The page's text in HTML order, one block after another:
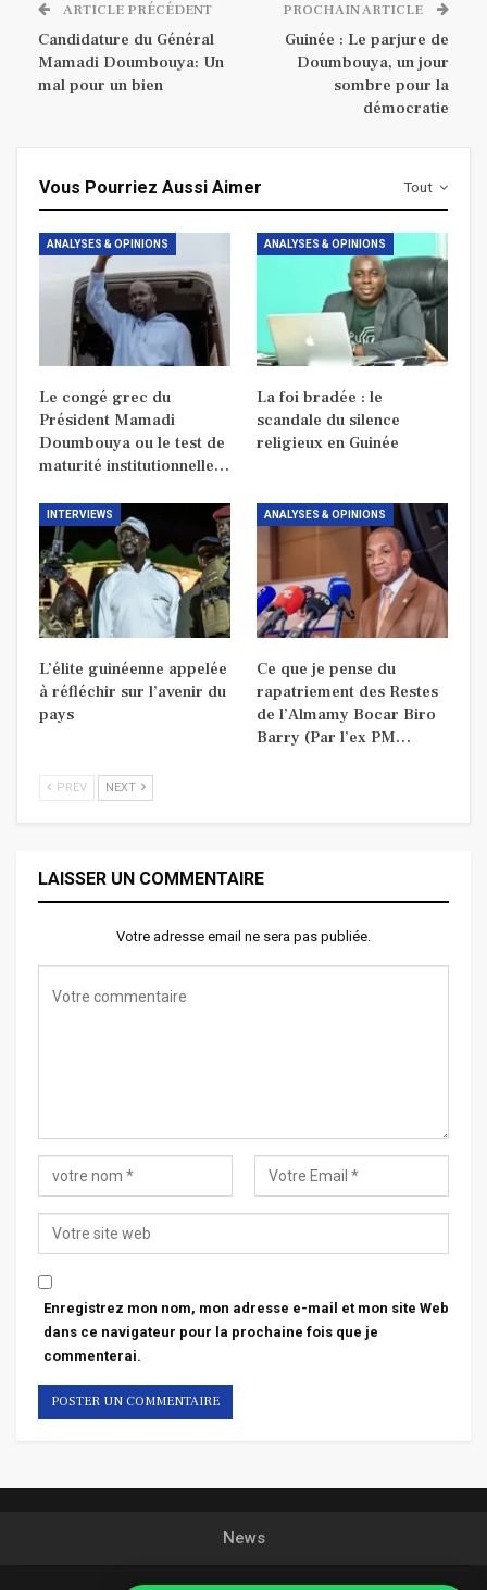
ARTICLE PRÉCÉDENT
Candidature du Général
Mamadi Doumbouya: Un
mal pour un bien
PROCHAIN ARTICLE
Guinée : Le parjure de
Doumbouya, un jour
sombre pour la
démocratie
Tout
Vous Pourriez Aussi Aimer
ANALYSES & OPINIONS
Le congé grec du
Président Mamadi
Doumbouya ou le test de
maturité institutionnelle…
ANALYSES & OPINIONS
La foi bradée : le
scandale du silence
religieux en Guinée
INTERVIEWS
L’élite guinéenne appelée
à réfléchir sur l’avenir du
pays
ANALYSES & OPINIONS
Ce que je pense du
rapatriement des Restes
de l’Almamy Bocar Biro
Barry (Par l’ex PM…
PREV NEXT
LAISSER UN COMMENTAIRE
Votre adresse email ne sera pas publiée.
Enregistrez mon nom, mon adresse e-mail et mon site Web
dans ce navigateur pour la prochaine fois que je
commenterai.
News